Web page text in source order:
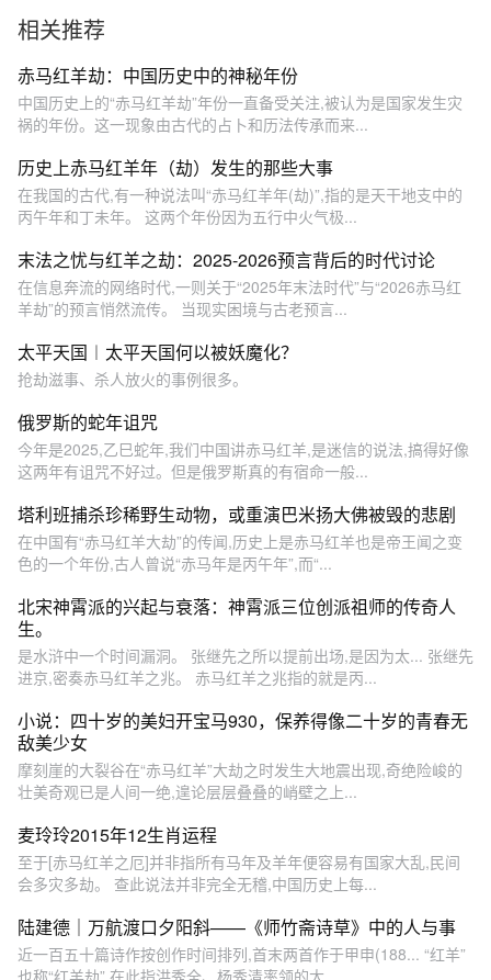
相关推荐
赤马红羊劫：中国历史中的神秘年份
中国历史上的“赤马红羊劫”年份一直备受关注,被认为是国家发生灾
祸的年份。这一现象由古代的占卜和历法传承而来...
历史上赤马红羊年（劫）发生的那些大事
在我国的古代,有一种说法叫“赤马红羊年(劫)”,指的是天干地支中的
丙午年和丁未年。 这两个年份因为五行中火气极...
末法之忧与红羊之劫：2025-2026预言背后的时代讨论
在信息奔流的网络时代,一则关于“2025年末法时代”与“2026赤马红
羊劫”的预言悄然流传。 当现实困境与古老预言...
太平天国︱太平天国何以被妖魔化？
抢劫滋事、杀人放火的事例很多。
俄罗斯的蛇年诅咒
今年是2025,乙巳蛇年,我们中国讲赤马红羊,是迷信的说法,搞得好像
这两年有诅咒不好过。但是俄罗斯真的有宿命一般...
塔利班捕杀珍稀野生动物，或重演巴米扬大佛被毁的悲剧
在中国有“赤马红羊大劫”的传闻,历史上是赤马红羊也是帝王闻之变
色的一个年份,古人曾说“赤马年是丙午年”,而“...
北宋神霄派的兴起与衰落：神霄派三位创派祖师的传奇人
生。
是水浒中一个时间漏洞。 张继先之所以提前出场,是因为太... 张继先
进京,密奏赤马红羊之兆。 赤马红羊之兆指的就是丙...
小说：四十岁的美妇开宝马930，保养得像二十岁的青春无
敌美少女
摩刻崖的大裂谷在“赤马红羊”大劫之时发生大地震出现,奇绝险峻的
壮美奇观已是人间一绝,遑论层层叠叠的峭壁之上...
麦玲玲2015年12生肖运程
至于[赤马红羊之厄]并非指所有马年及羊年便容易有国家大乱,民间
会多灾多劫。 查此说法并非完全无稽,中国历史上每...
陆建德｜万航渡口夕阳斜——《师竹斋诗草》中的人与事
近一百五十篇诗作按创作时间排列,首末两首作于甲申(188... “红羊”
也称“红羊劫”,在此指洪秀全、杨秀清率领的太...